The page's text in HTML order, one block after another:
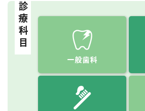
診療科目
一般歯科